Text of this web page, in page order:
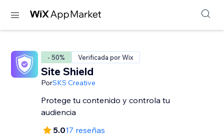
- 50% Verificada por Wix
Site Shield
PorSKS Creative
Protege tu contenido y controla tu
audiencia
5.017 reseñas